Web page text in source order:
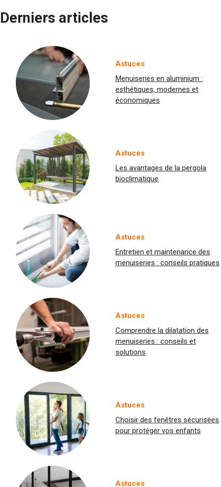
Derniers articles
Astuces
Menuiseries en aluminium :
esthétiques, modernes et
économiques
Astuces
Les avantages de la pergola
bioclimatique
Astuces
Entretien et maintenance des
menuiseries : conseils pratiques
Astuces
Comprendre la dilatation des
menuiseries : conseils et
solutions
Astuces
Choisir des fenêtres sécurisées
pour protéger vos enfants
Astuces